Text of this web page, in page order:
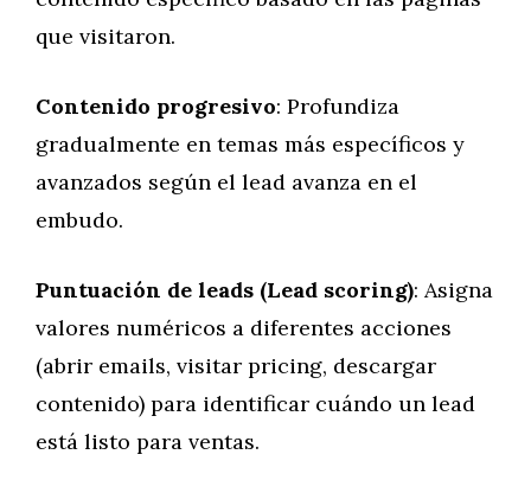
que visitaron.
Contenido progresivo: Profundiza
gradualmente en temas más específicos y
avanzados según el lead avanza en el
embudo.
Puntuación de leads (Lead scoring): Asigna
valores numéricos a diferentes acciones
(abrir emails, visitar pricing, descargar
contenido) para identificar cuándo un lead
está listo para ventas.